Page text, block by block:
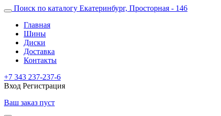
Поиск по каталогу Екатеринбург, Просторная - 146
Главная
Шины
Диски
Доставка
Контакты
+7 343 237-237-6
Вход Регистрация
Ваш заказ пуст